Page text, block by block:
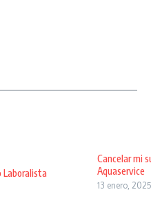
Laboralista
Cancelar mi
Aquaservice
13 enero, 2025